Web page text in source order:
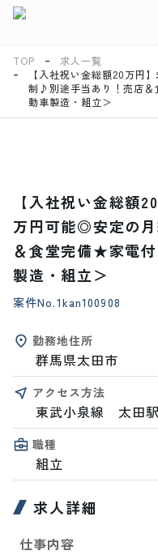
TOP
求人一覧
【入社祝い金総額20万円
制♪別途手当あり！売店＆
動車製造・組立＞
【入社祝い金総額
万円可能◎安定の
＆食堂完備★家電
製造・組立＞
案件No.1kan100908
勤務地住所
群馬県太田市
アクセス方法
東武小泉線　太田駅
職種
組立
求人詳細
仕事内容